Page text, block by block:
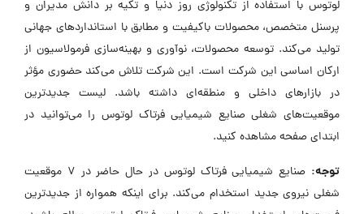
لوتوس با استفاده از تکنولوژی روز دنیا و تکیه بر دانش مدیران و
پرسنل متخصص، محصولات باکیفیت و مطابق با استانداردهای جهانی
تولید می‌کند. توسعه محصولات، نوآوری و بهینه‌سازی فرمولاسیون از
ارکان اساسی این شرکت است. این شرکت تلاش می‌کند حضوری مؤثر
در بازارهای داخلی و منطقه‌ای داشته باشد. لیست جدیدترین
موقعیت‌های شغلی صنایع شیمیایی فرتاک لوتوس را می‌توانید در
ابتدای صفحه مشاهده کنید.
توجه:
صنایع شیمیایی فرتاک لوتوس در حال حاضر در ۷ موقعیت
شغلی نیروی جدید استخدام می‌کند. برای اینکه همواره از جدیدترین